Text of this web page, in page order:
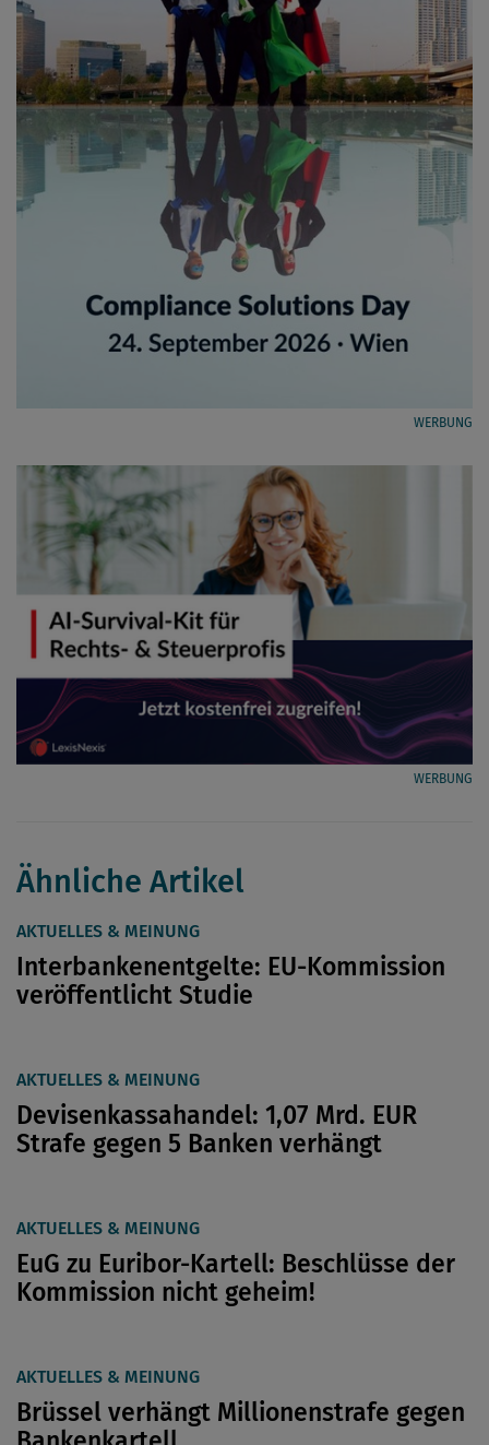
WERBUNG
WERBUNG
Ähnliche Artikel
AKTUELLES & MEINUNG
Interbankenentgelte: EU-Kommission
veröffentlicht Studie
AKTUELLES & MEINUNG
Devisenkassahandel: 1,07 Mrd. EUR
Strafe gegen 5 Banken verhängt
AKTUELLES & MEINUNG
EuG zu Euribor-Kartell: Beschlüsse der
Kommission nicht geheim!
AKTUELLES & MEINUNG
Brüssel verhängt Millionenstrafe gegen